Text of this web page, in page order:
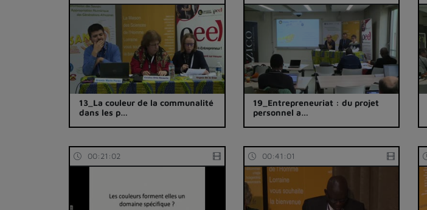
13_La couleur de la communalité
dans les p…
19_Entrepreneuriat : du projet
personnel a…
00:21:02 00:41:01